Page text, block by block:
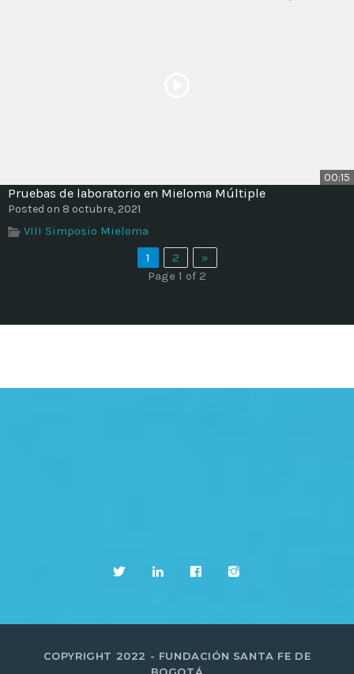
00:15
Pruebas de laboratorio en Mieloma Múltiple
Posted on 8 octubre, 2021
VIII Simposio Mieloma
1
2
»
Page 1 of 2
COPYRIGHT 2022 - FUNDACIÓN SANTA FE DE